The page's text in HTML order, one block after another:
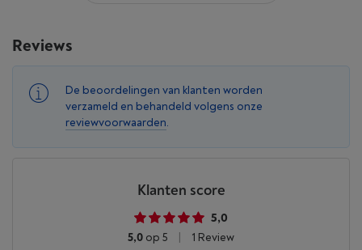
Reviews
De beoordelingen van klanten worden
verzameld en behandeld volgens onze
reviewvoorwaarden.
Klanten score
5,0
5,0 op 5 1 Review